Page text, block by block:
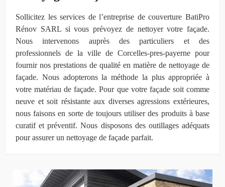
Sollicitez les services de l’entreprise de couverture BatiPro
Rénov SARL si vous prévoyez de nettoyer votre façade.
Nous intervenons auprès des particuliers et des
professionnels de la ville de Corcelles-pres-payerne pour
fournir nos prestations de qualité en matière de nettoyage de
façade. Nous adopterons la méthode la plus appropriée à
votre matériau de façade. Pour que votre façade soit comme
neuve et soit résistante aux diverses agressions extérieures,
nous faisons en sorte de toujours utiliser des produits à base
curatif et préventif. Nous disposons des outillages adéquats
pour assurer un nettoyage de façade parfait.